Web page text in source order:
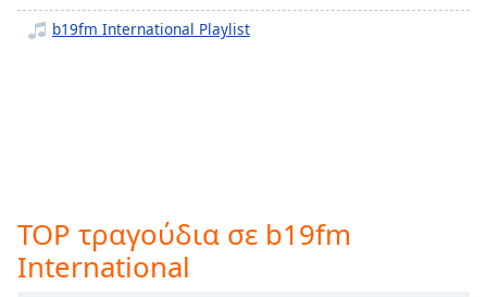
subtitles
settings,
Audio
Track
b19fm International Playlist
TOP τραγούδια σε b19fm
International